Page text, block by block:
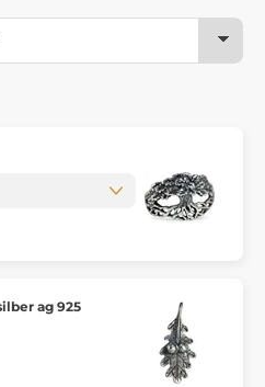
ag 925